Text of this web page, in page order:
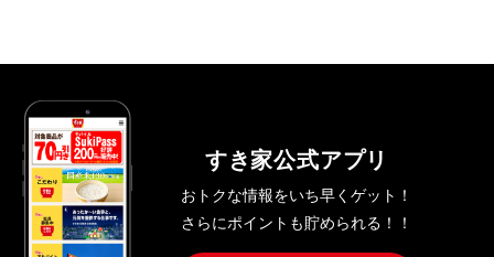
すき家公式アプリ
おトクな情報をいち早くゲット！
さらにポイントも貯められる！！